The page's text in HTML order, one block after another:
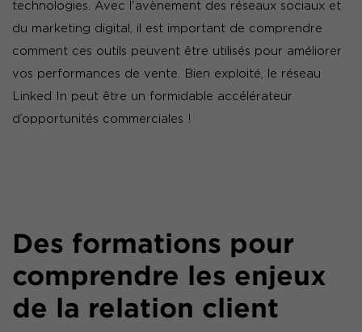
technologies. Avec l'avènement des réseaux sociaux et
du marketing digital, il est important de comprendre
comment ces outils peuvent être utilisés pour améliorer
vos performances de vente. Bien exploité, le réseau
Linked In peut être un formidable accélérateur
d’opportunités commerciales !
Des formations pour
comprendre les enjeux
de la relation client